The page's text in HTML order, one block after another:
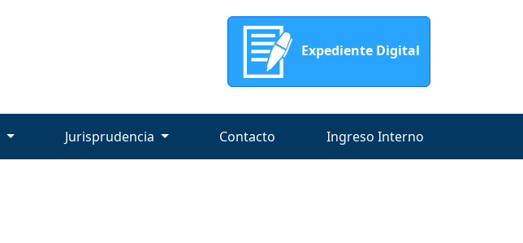
Expediente Digital
Jurisprudencia Contacto Ingreso Interno